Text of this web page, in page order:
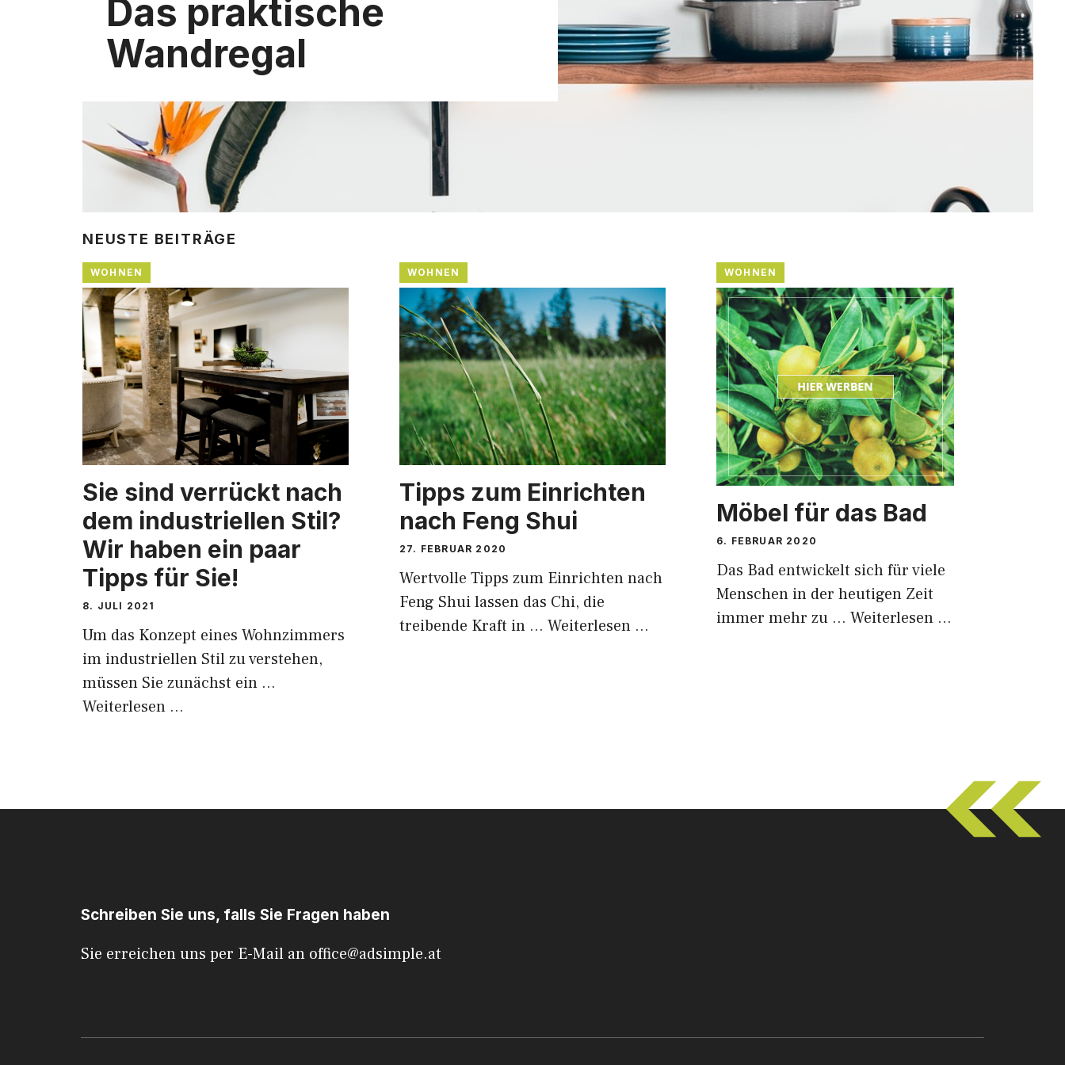
Das praktische
Wandregal
NEUSTE BEITRÄGE
WOHNEN
Sie sind verrückt nach
dem industriellen Stil?
Wir haben ein paar
Tipps für Sie!
8. JULI 2021
Um das Konzept eines Wohnzimmers
im industriellen Stil zu verstehen,
müssen Sie zunächst ein …
Weiterlesen …
WOHNEN
Tipps zum Einrichten
nach Feng Shui
27. FEBRUAR 2020
Wertvolle Tipps zum Einrichten nach
Feng Shui lassen das Chi, die
treibende Kraft in … Weiterlesen …
WOHNEN
Möbel für das Bad
6. FEBRUAR 2020
Das Bad entwickelt sich für viele
Menschen in der heutigen Zeit
immer mehr zu … Weiterlesen …
Schreiben Sie uns, falls Sie Fragen haben
Sie erreichen uns per E-Mail an office@adsimple.at